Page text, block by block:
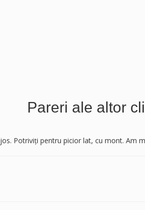
Pareri ale altor
Potriviți pentru picior lat, cu mont. Am